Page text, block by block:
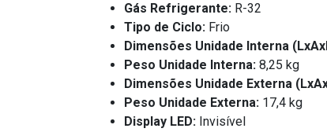
Gás Refrigerante: R-32
Tipo de Ciclo: Frio
Dimensões Unidade Interna
Peso Unidade Interna: 8,25 kg
Dimensões Unidade Externa
Peso Unidade Externa: 17,4 kg
Display LED: Invisível